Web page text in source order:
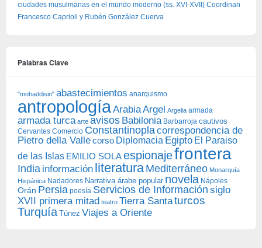
ciudades musulmanas en el mundo moderno (ss. XVI-XVII) Coordinan
Francesco Caprioli y Rubén González Cuerva
Palabras Clave
"mohaddisin" abastecimientos anarquismo
antropologíaArabiaArgel Argelia armada
armada turca arte avisos Babilonia Barbarroja cautivos
Cervantes Comercio Constantinoplacorrespondencia de
Pietro della Vallecorso Diplomacia Egipto El Paraiso
de las Islas EMILIO SOLAespionajefrontera
India información literatura Mediterráneo Monarquía
Hispánica Nadadores Narrativa árabe popular novela Nápoles
Orán Persia poesía Servicios de Información siglo
XVII primera mitad teatro Tierra Santaturcos
Turquía Túnez Viajes a Oriente